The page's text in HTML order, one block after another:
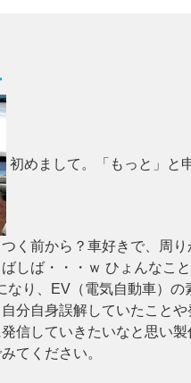
初めまして。「もっと」と
く前から？車好きで、周り
しば・・・ｗ ひょんなこ
なり、EV（電気自動車）の
分自身誤解していたことや
信していきたいなと思い製
てください。